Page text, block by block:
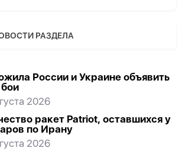
РАЗДЕЛА
России и Украине объявить
2026
ракет Patriot, оставшихся у
по Ирану
2026